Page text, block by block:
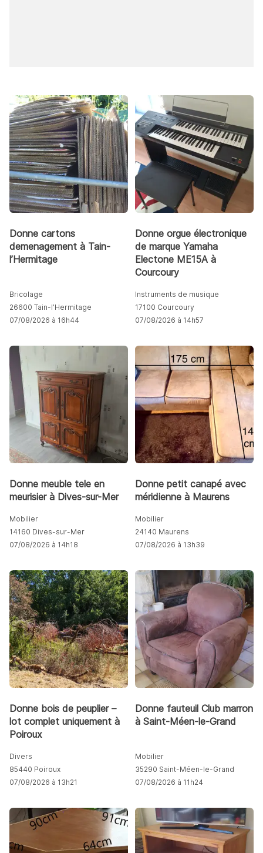
Donne cartons
demenagement à Tain-
l’Hermitage
Bricolage
26600 Tain-l’Hermitage
07/08/2026 à 16h44
Donne orgue électronique
de marque Yamaha
Electone ME15A à
Courcoury
Instruments de musique
17100 Courcoury
07/08/2026 à 14h57
Donne meuble tele en
meurisier à Dives-sur-Mer
Mobilier
14160 Dives-sur-Mer
07/08/2026 à 14h18
Donne petit canapé avec
méridienne à Maurens
Mobilier
24140 Maurens
07/08/2026 à 13h39
Donne bois de peuplier –
lot complet uniquement à
Poiroux
Divers
85440 Poiroux
07/08/2026 à 13h21
Donne fauteuil Club marron
à Saint-Méen-le-Grand
Mobilier
35290 Saint-Méen-le-Grand
07/08/2026 à 11h24